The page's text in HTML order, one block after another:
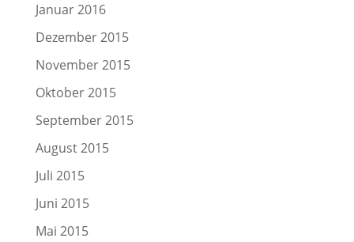
Januar 2016
Dezember 2015
November 2015
Oktober 2015
September 2015
August 2015
Juli 2015
Juni 2015
Mai 2015